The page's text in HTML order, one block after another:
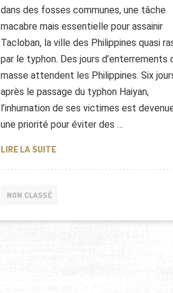
dans des fosses communes, une tâche
macabre mais essentielle pour assainir
Tacloban, la ville des Philippines quasi
par le typhon. Des jours d’enterrements
masse attendent les Philippines. Six
après le passage du typhon Haiyan,
l’inhumation de ses victimes est
une priorité pour éviter des …
LIRE LA SUITEPHILIPPINES : LA COURSE À
NON CLASSÉ